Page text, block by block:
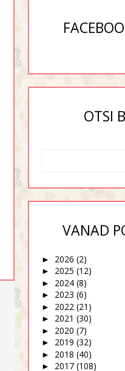
2 ehk Joo...
OTSI
VANAD
► 2026 (2)
► 2025 (12)
► 2024 (8)
► 2023 (6)
► 2022 (21)
► 2021 (30)
► 2020 (7)
► 2019 (32)
► 2018 (40)
► 2017 (108)